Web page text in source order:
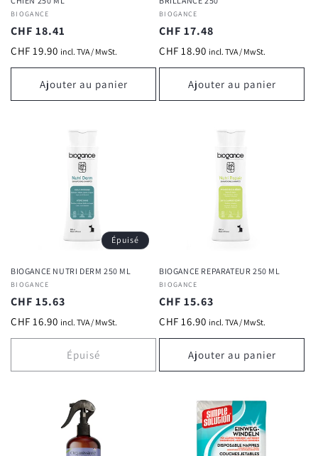
Fournisseur :
BIOGANCE
Prix
habituel
CHF 18.41
CHF 19.90 incl. TVA / MwSt.
Ajouter au panier
Fournisseur :
BIOGANCE
Prix
habituel
CHF 17.48
CHF 18.90 incl. TVA / MwSt.
Ajouter au panier
Épuisé
BIOGANCE NUTRI DERM 250 ML
Fournisseur :
BIOGANCE
Prix
habituel
CHF 15.63
CHF 16.90 incl. TVA / MwSt.
Épuisé
BIOGANCE REPARATEUR 250 ML
Fournisseur :
BIOGANCE
Prix
habituel
CHF 15.63
CHF 16.90 incl. TVA / MwSt.
Ajouter au panier